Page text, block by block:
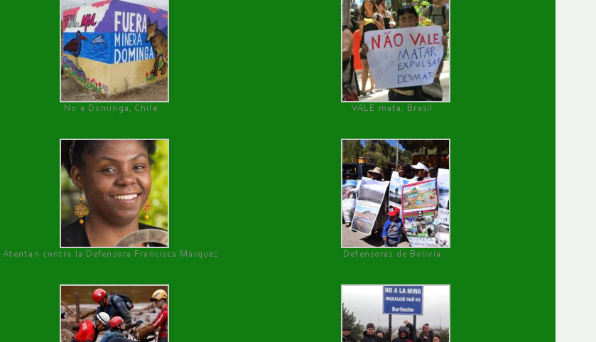
No a Dominga, Chile
VALE mata, Brasil
Atentan contra la Defensora Francisca Márquez Defensoras de Bolivia